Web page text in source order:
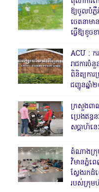
ឱ្យចូលបំភ្
ចេតនាម
ធ្វើឱ្យខូ
ACU : ក
រាជការ
ពិនិត្យកា
ជញ្ជូនឆ្នាំ
ក្រសួងពា
ប្រេងឥន្
សប្តាហ៍នេ
តំណាងក្រុ
វិមានភ្នំព
ស្វែងរក
របស់ក្រុម